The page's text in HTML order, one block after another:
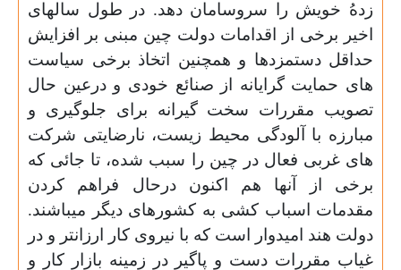
زدهُ خويش را سروسامان دهد. در طول سالهاى
اخير برخى از اقدامات دولت چين مبنى بر افزايش
حداقل دستمزدها و همچنين اتخاذ برخى سياست
هاى حمايت گرايانه از صنائع خودى و درعين حال
تصويب مقررات سخت گيرانه براى جلوگيرى و
مبارزه با آلودگى محيط زيست، نارضايتى شركت
هاى غربى فعال در چين را سبب شده، تا جائى كه
برخى از آنها هم اكنون درحال فراهم كردن
مقدمات اسباب كشى به كشورهاى ديگر ميباشند.
دولت هند اميدوار است كه با نيروى كار ارزانتر و در
غياب مقررات دست و پاگير در زمينه بازار كار و